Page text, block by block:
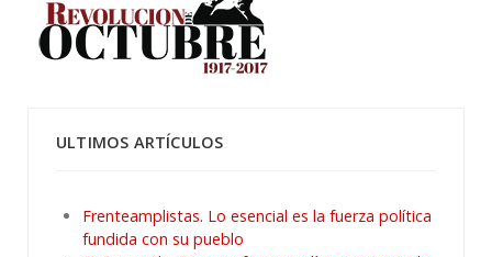
ULTIMOS ARTÍCULOS
Frenteamplistas. Lo esencial es la fuerza política
fundida con su pueblo